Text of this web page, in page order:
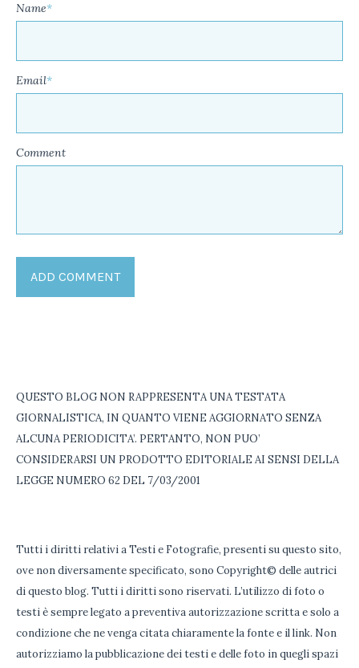
Name*
Email*
Comment
QUESTO BLOG NON RAPPRESENTA UNA TESTATA
GIORNALISTICA, IN QUANTO VIENE AGGIORNATO SENZA
ALCUNA PERIODICITA’. PERTANTO, NON PUO’
CONSIDERARSI UN PRODOTTO EDITORIALE AI SENSI DELLA
LEGGE NUMERO 62 DEL 7/03/2001
Tutti i diritti relativi a Testi e Fotografie, presenti su questo sito,
ove non diversamente specificato, sono Copyright© delle autrici
di questo blog. Tutti i diritti sono riservati. L’utilizzo di foto o
testi è sempre legato a preventiva autorizzazione scritta e solo a
condizione che ne venga citata chiaramente la fonte e il link. Non
autorizziamo la pubblicazione dei testi e delle foto in quegli spazi